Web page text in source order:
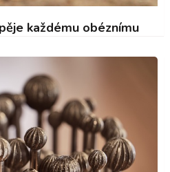
každému obéznímu